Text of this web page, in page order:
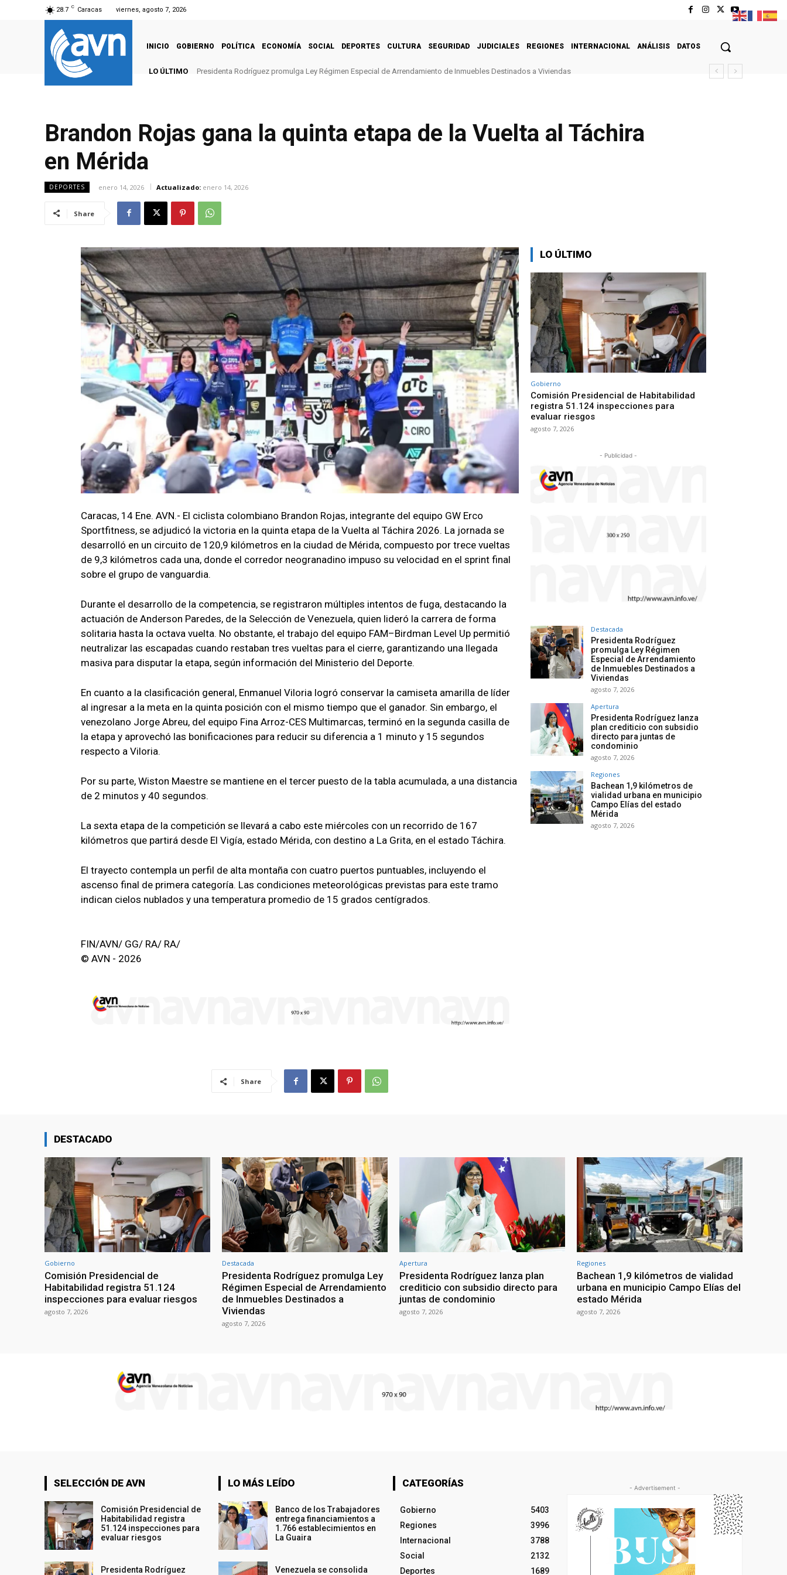
28.7 C Caracas viernes, agosto 7, 2026
INICIO GOBIERNO POLÍTICA ECONOMÍA SOCIAL DEPORTES CULTURA SEGURIDAD JUDICIALES REGIONES INTERNACIONAL ANÁLISIS DATOS
LO ÚLTIMO Presidenta Rodríguez promulga Ley Régimen Especial de Arrendamiento de Inmuebles Destinados a Viviendas
Brandon Rojas gana la quinta etapa de la Vuelta al Táchira
en Mérida
DEPORTES enero 14, 2026 Actualizado: enero 14, 2026
Share
Caracas, 14 Ene. AVN.- El ciclista colombiano Brandon Rojas, integrante del equipo GW Erco
Sportfitness, se adjudicó la victoria en la quinta etapa de la Vuelta al Táchira 2026. La jornada se
desarrolló en un circuito de 120,9 kilómetros en la ciudad de Mérida, compuesto por trece vueltas
de 9,3 kilómetros cada una, donde el corredor neogranadino impuso su velocidad en el sprint final
sobre el grupo de vanguardia.
Durante el desarrollo de la competencia, se registraron múltiples intentos de fuga, destacando la
actuación de Anderson Paredes, de la Selección de Venezuela, quien lideró la carrera de forma
solitaria hasta la octava vuelta. No obstante, el trabajo del equipo FAM–Birdman Level Up permitió
neutralizar las escapadas cuando restaban tres vueltas para el cierre, garantizando una llegada
masiva para disputar la etapa, según información del Ministerio del Deporte.
En cuanto a la clasificación general, Enmanuel Viloria logró conservar la camiseta amarilla de líder
al ingresar a la meta en la quinta posición con el mismo tiempo que el ganador. Sin embargo, el
venezolano Jorge Abreu, del equipo Fina Arroz-CES Multimarcas, terminó en la segunda casilla de
la etapa y aprovechó las bonificaciones para reducir su diferencia a 1 minuto y 15 segundos
respecto a Viloria.
Por su parte, Wiston Maestre se mantiene en el tercer puesto de la tabla acumulada, a una distancia
de 2 minutos y 40 segundos.
La sexta etapa de la competición se llevará a cabo este miércoles con un recorrido de 167
kilómetros que partirá desde El Vigía, estado Mérida, con destino a La Grita, en el estado Táchira.
El trayecto contempla un perfil de alta montaña con cuatro puertos puntuables, incluyendo el
ascenso final de primera categoría. Las condiciones meteorológicas previstas para este tramo
indican cielos nublados y una temperatura promedio de 15 grados centígrados.
FIN/AVN/ GG/ RA/ RA/
© AVN - 2026
Share
LO ÚLTIMO
Gobierno
Comisión Presidencial de Habitabilidad
registra 51.124 inspecciones para
evaluar riesgos
agosto 7, 2026
- Publicidad -
Destacada
Presidenta Rodríguez
promulga Ley Régimen
Especial de Arrendamiento
de Inmuebles Destinados a
Viviendas
agosto 7, 2026
Apertura
Presidenta Rodríguez lanza
plan crediticio con subsidio
directo para juntas de
condominio
agosto 7, 2026
Regiones
Bachean 1,9 kilómetros de
vialidad urbana en municipio
Campo Elías del estado
Mérida
agosto 7, 2026
DESTACADO
Gobierno
Comisión Presidencial de
Habitabilidad registra 51.124
inspecciones para evaluar riesgos
agosto 7, 2026
Destacada
Presidenta Rodríguez promulga Ley
Régimen Especial de Arrendamiento
de Inmuebles Destinados a
Viviendas
agosto 7, 2026
Apertura
Presidenta Rodríguez lanza plan
crediticio con subsidio directo para
juntas de condominio
agosto 7, 2026
Regiones
Bachean 1,9 kilómetros de vialidad
urbana en municipio Campo Elías del
estado Mérida
agosto 7, 2026
SELECCIÓN DE AVN
Comisión Presidencial de
Habitabilidad registra
51.124 inspecciones para
evaluar riesgos
Presidenta Rodríguez
LO MÁS LEÍDO
Banco de los Trabajadores
entrega financiamientos a
1.766 establecimientos en
La Guaira
Venezuela se consolida
CATEGORÍAS
Gobierno
5403
Regiones
3996
Internacional
3788
Social
2132
Deportes
1689
- Advertisement -